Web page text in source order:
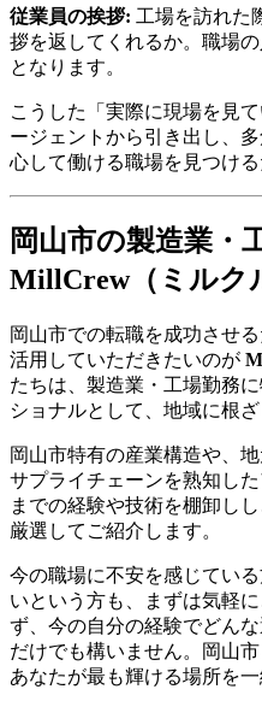
従業員の挨拶: 工場を訪れた
拶を返してくれるか。職場
となります。
こうした「実際に現場を見
ージェントから引き出し、
心して働ける職場を見つける
岡山市の製造業・
MillCrew（ミルク
岡山市での転職を成功させ
活用していただきたいのが
たちは、製造業・工場勤務
ショナルとして、地域に根
岡山市特有の産業構造や、
サプライチェーンを熟知し
までの経験や技術を棚卸し
厳選してご紹介します。
今の職場に不安を感じてい
いという方も、まずは気軽
ず、今の自分の経験でどん
だけでも構いません。岡山
あなたが最も輝ける場所を一